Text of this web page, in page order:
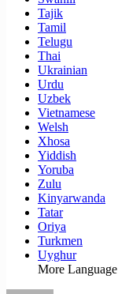
Tajik
Tamil
Telugu
Thai
Ukrainian
Urdu
Uzbek
Vietnamese
Welsh
Xhosa
Yiddish
Yoruba
Zulu
Kinyarwanda
Tatar
Oriya
Turkmen
Uyghur
More Language